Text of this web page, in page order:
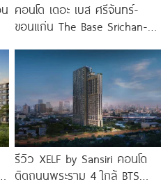
คอนโด เดอะ เบส ศรีจันทร์-
ขอนแก่น The Base Srichan-
ขอนแก่น
รีวิว XELF by Sansiri คอนโด
ติดถนนพระราม 4 ใกล้ BTS